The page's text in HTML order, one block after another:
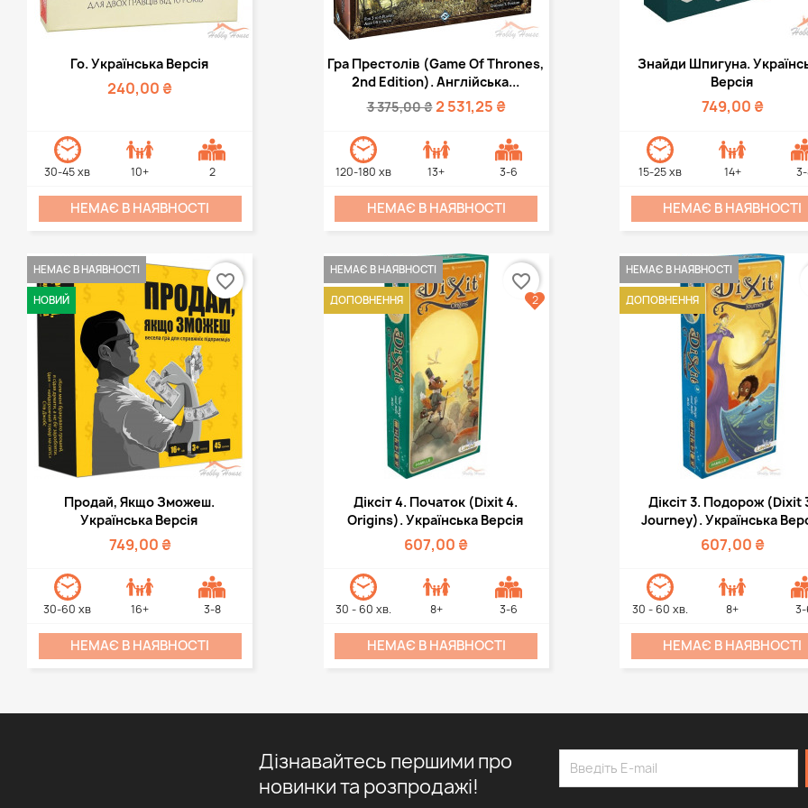
Швидкий перегляд
Го. Українська Версія
240,00 ₴
30-45 хв 10+ 2
НЕМАЄ В НАЯВНОСТІ
Швидкий перегляд
Гра Престолів (Game Of Thrones,
2nd Edition). Англійська...
3 375,00 ₴2 531,25 ₴
120-180 хв 13+ 3-6
НЕМАЄ В НАЯВНОСТІ
Швидкий
Знайди Шпигуна.
Версія
749,00 ₴
15-25 хв 14+
НЕМАЄ В НАЯВНОСТІ
Швидкий перегляд
Продай, Якщо Зможеш.
Українська Версія
749,00 ₴
НЕМАЄ В НАЯВНОСТІ
НОВИЙ
30-60 хв 16+ 3-8
НЕМАЄ В НАЯВНОСТІ
favorite_border
Швидкий перегляд
Діксіт 4. Початок (Dixit 4.
Origins). Українська Версія
607,00 ₴
НЕМАЄ В НАЯВНОСТІ
ДОПОВНЕННЯ
30 - 60 хв. 8+ 3-6
НЕМАЄ В НАЯВНОСТІ
favorite_border
2
Швидкий
Діксіт 3. Подорож (Dixit
Journey). Українська
607,00 ₴
НЕМАЄ В НАЯВНОСТІ
ДОПОВНЕННЯ
30 - 60 хв. 8+
НЕМАЄ В НАЯВНОСТІ
Дізнавайтесь першими про
новинки та розпродажі!